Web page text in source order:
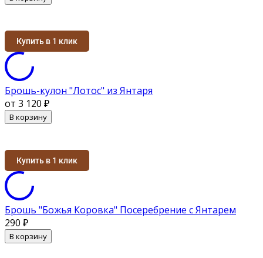
Купить в 1 клик
Брошь-кулон "Лотос" из Янтаря
от 3 120 ₽
В корзину
Купить в 1 клик
Брошь "Божья Коровка" Посеребрение с Янтарем
290 ₽
В корзину